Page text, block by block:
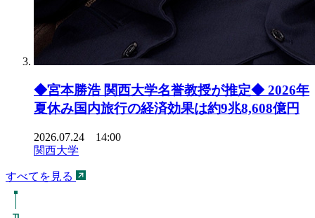
◆宮本勝浩 関西大学名誉教授が推定◆ 2026年
夏休み国内旅行の経済効果は約9兆8,608億円
2026.07.24 14:00
関西大学
すべてを見る